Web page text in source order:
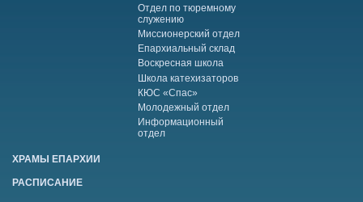
Отдел по тюремному
служению
Миссионерский отдел
Епархиальный склад
Воскресная школа
Школа катехизаторов
КЮС «Спас»
Молодежный отдел
Информационный
отдел
ХРАМЫ ЕПАРХИИ
РАСПИСАНИЕ